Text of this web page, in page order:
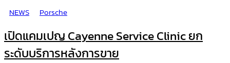
NEWS
Porsche
เปิดแคมเปญ Cayenne Service Clinic ยก
ระดับบริการหลังการขาย